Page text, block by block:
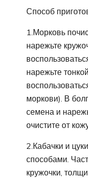
Способ
1.Морковь
нарежьте
нарежьте
моркови). В
семена и
очистите от
2.Кабачки и
способами.
кружочки,